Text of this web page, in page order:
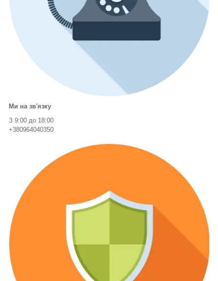
Ми на зв'язку
З 9:00 до 18:00
+380964040350